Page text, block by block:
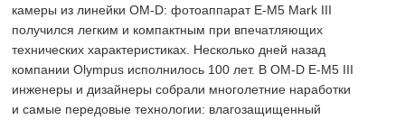
камеры из линейки OM-D: фотоаппарат E-M5 Mark III
получился легким и компактным при впечатляющих
технических характеристиках. Несколько дней назад
компании Olympus исполнилось 100 лет. В OM-D E-M5 III
инженеры и дизайнеры собрали многолетние наработки
и самые передовые технологии: влагозащищенный